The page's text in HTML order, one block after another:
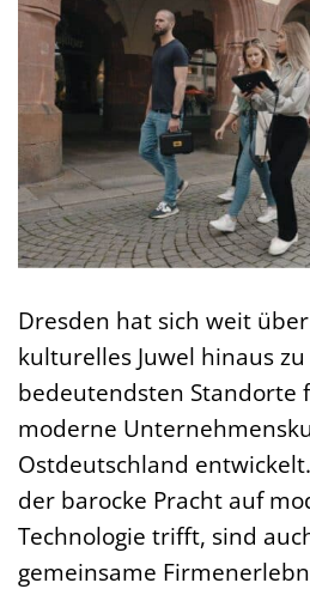
Dresden hat sich weit
kulturelles Juwel hinaus
bedeutendsten Standorte
moderne
Ostdeutschland
der barocke Pracht auf
Technologie trifft, sind
gemeinsame